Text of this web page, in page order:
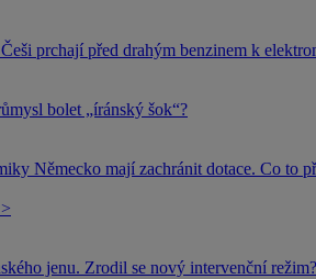
prchají před drahým benzinem k
bolet „íránský šok“?
Německo mají zachránit dotace. Co to
jenu. Zrodil se nový intervenční režim?